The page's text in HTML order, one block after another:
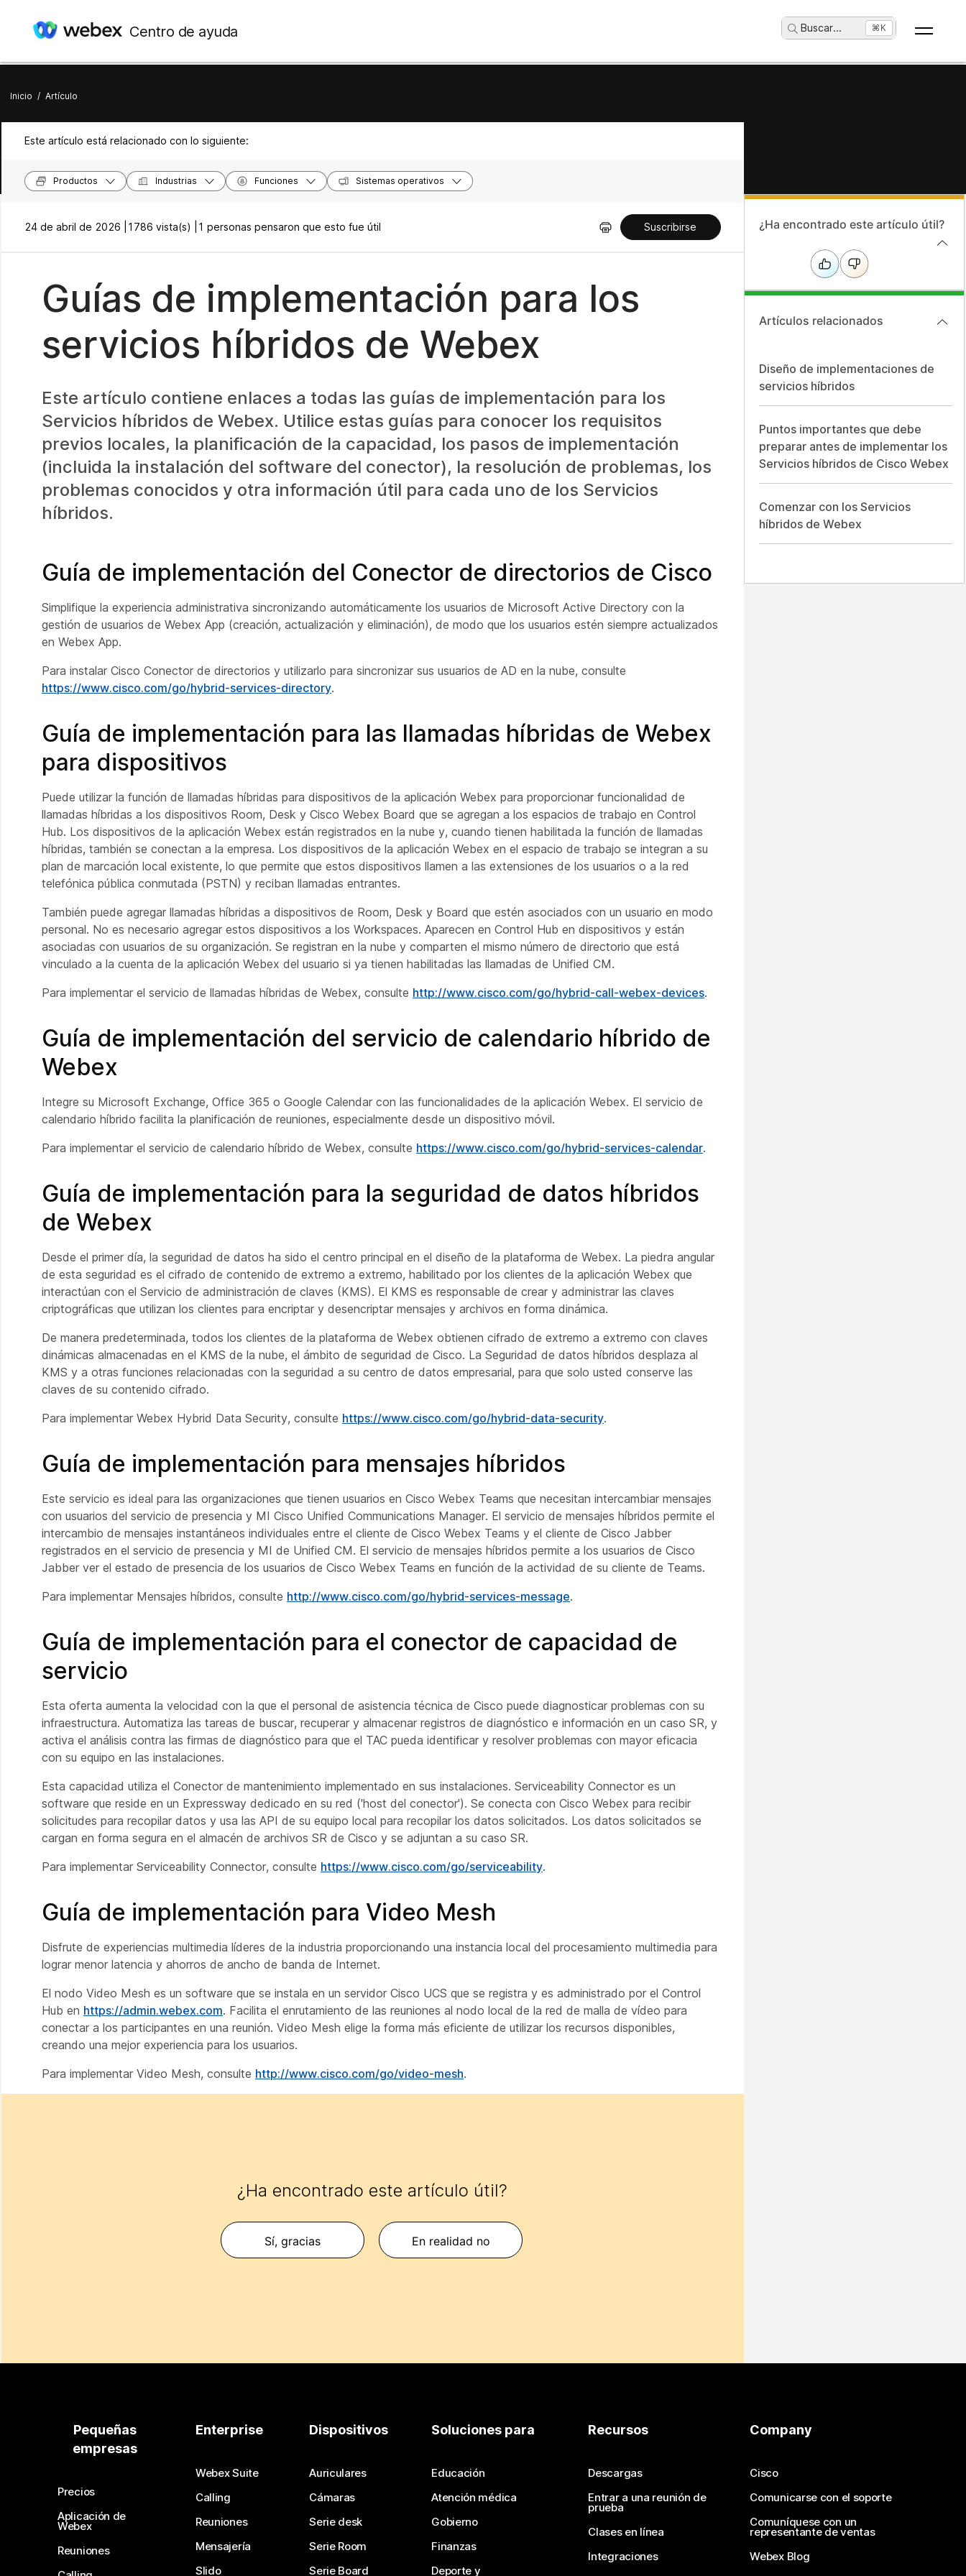
Centro de ayuda Buscar... ⌘K
Inicio / Artículo
Este artículo está relacionado con lo siguiente:
Productos Industrias Funciones Sistemas operativos
24 de abril de 2026 | 1786 vista(s) | 1 personas pensaron que esto fue útil Suscribirse
Guías de implementación para los
servicios híbridos de Webex
Este artículo contiene enlaces a todas las guías de implementación para los
Servicios híbridos de Webex. Utilice estas guías para conocer los requisitos
previos locales, la planificación de la capacidad, los pasos de implementación
(incluida la instalación del software del conector), la resolución de problemas, los
problemas conocidos y otra información útil para cada uno de los Servicios
híbridos.
Guía de implementación del Conector de directorios de Cisco
Simplifique la experiencia administrativa sincronizando automáticamente los usuarios de Microsoft Active Directory con la
gestión de usuarios de Webex App (creación, actualización y eliminación), de modo que los usuarios estén siempre actualizados
en Webex App.
Para instalar Cisco Conector de directorios y utilizarlo para sincronizar sus usuarios de AD en la nube, consulte
https://www.cisco.com/go/hybrid-services-directory.
Guía de implementación para las llamadas híbridas de Webex
para dispositivos
Puede utilizar la función de llamadas híbridas para dispositivos de la aplicación Webex para proporcionar funcionalidad de
llamadas híbridas a los dispositivos Room, Desk y Cisco Webex Board que se agregan a los espacios de trabajo en Control
Hub. Los dispositivos de la aplicación Webex están registrados en la nube y, cuando tienen habilitada la función de llamadas
híbridas, también se conectan a la empresa. Los dispositivos de la aplicación Webex en el espacio de trabajo se integran a su
plan de marcación local existente, lo que permite que estos dispositivos llamen a las extensiones de los usuarios o a la red
telefónica pública conmutada (PSTN) y reciban llamadas entrantes.
También puede agregar llamadas híbridas a dispositivos de Room, Desk y Board que estén asociados con un usuario en modo
personal. No es necesario agregar estos dispositivos a los Workspaces. Aparecen en Control Hub en dispositivos y están
asociadas con usuarios de su organización. Se registran en la nube y comparten el mismo número de directorio que está
vinculado a la cuenta de la aplicación Webex del usuario si ya tienen habilitadas las llamadas de Unified CM.
Para implementar el servicio de llamadas híbridas de Webex, consulte http://www.cisco.com/go/hybrid-call-webex-devices.
Guía de implementación del servicio de calendario híbrido de
Webex
Integre su Microsoft Exchange, Office 365 o Google Calendar con las funcionalidades de la aplicación Webex. El servicio de
calendario híbrido facilita la planificación de reuniones, especialmente desde un dispositivo móvil.
Para implementar el servicio de calendario híbrido de Webex, consulte https://www.cisco.com/go/hybrid-services-calendar.
Guía de implementación para la seguridad de datos híbridos
de Webex
Desde el primer día, la seguridad de datos ha sido el centro principal en el diseño de la plataforma de Webex. La piedra angular
de esta seguridad es el cifrado de contenido de extremo a extremo, habilitado por los clientes de la aplicación Webex que
interactúan con el Servicio de administración de claves (KMS). El KMS es responsable de crear y administrar las claves
criptográficas que utilizan los clientes para encriptar y desencriptar mensajes y archivos en forma dinámica.
De manera predeterminada, todos los clientes de la plataforma de Webex obtienen cifrado de extremo a extremo con claves
dinámicas almacenadas en el KMS de la nube, el ámbito de seguridad de Cisco. La Seguridad de datos híbridos desplaza al
KMS y a otras funciones relacionadas con la seguridad a su centro de datos empresarial, para que solo usted conserve las
claves de su contenido cifrado.
Para implementar Webex Hybrid Data Security, consulte https://www.cisco.com/go/hybrid-data-security.
Guía de implementación para mensajes híbridos
Este servicio es ideal para las organizaciones que tienen usuarios en Cisco Webex Teams que necesitan intercambiar mensajes
con usuarios del servicio de presencia y MI Cisco Unified Communications Manager. El servicio de mensajes híbridos permite el
intercambio de mensajes instantáneos individuales entre el cliente de Cisco Webex Teams y el cliente de Cisco Jabber
registrados en el servicio de presencia y MI de Unified CM. El servicio de mensajes híbridos permite a los usuarios de Cisco
Jabber ver el estado de presencia de los usuarios de Cisco Webex Teams en función de la actividad de su cliente de Teams.
Para implementar Mensajes híbridos, consulte http://www.cisco.com/go/hybrid-services-message.
Guía de implementación para el conector de capacidad de
servicio
Esta oferta aumenta la velocidad con la que el personal de asistencia técnica de Cisco puede diagnosticar problemas con su
infraestructura. Automatiza las tareas de buscar, recuperar y almacenar registros de diagnóstico e información en un caso SR, y
activa el análisis contra las firmas de diagnóstico para que el TAC pueda identificar y resolver problemas con mayor eficacia
con su equipo en las instalaciones.
Esta capacidad utiliza el Conector de mantenimiento implementado en sus instalaciones. Serviceability Connector es un
software que reside en un Expressway dedicado en su red ('host del conector'). Se conecta con Cisco Webex para recibir
solicitudes para recopilar datos y usa las API de su equipo local para recopilar los datos solicitados. Los datos solicitados se
cargan en forma segura en el almacén de archivos SR de Cisco y se adjuntan a su caso SR.
Para implementar Serviceability Connector, consulte https://www.cisco.com/go/serviceability.
Guía de implementación para Video Mesh
Disfrute de experiencias multimedia líderes de la industria proporcionando una instancia local del procesamiento multimedia para
lograr menor latencia y ahorros de ancho de banda de Internet.
El nodo Video Mesh es un software que se instala en un servidor Cisco UCS que se registra y es administrado por el Control
Hub en https://admin.webex.com. Facilita el enrutamiento de las reuniones al nodo local de la red de malla de vídeo para
conectar a los participantes en una reunión. Video Mesh elige la forma más eficiente de utilizar los recursos disponibles,
creando una mejor experiencia para los usuarios.
Para implementar Video Mesh, consulte http://www.cisco.com/go/video-mesh.
¿Ha encontrado este artículo útil?
Sí, gracias En realidad no
¿Ha encontrado este artículo útil?
Artículos relacionados
Diseño de implementaciones de
servicios híbridos
Puntos importantes que debe
preparar antes de implementar los
Servicios híbridos de Cisco Webex
Comenzar con los Servicios
híbridos de Webex
Pequeñas
empresas
Precios
Aplicación de
Webex
Reuniones
Enterprise
Webex Suite
Calling
Reuniones
Mensajería
Slido
Dispositivos
Auriculares
Cámaras
Serie desk
Serie Room
Serie Board
Soluciones para
Educación
Atención médica
Gobierno
Finanzas
Deporte y
Recursos
Descargas
Entrar a una reunión de
prueba
Clases en línea
Integraciones
Company
Cisco
Comunicarse con el soporte
Comuníquese con un
representante de ventas
Webex Blog